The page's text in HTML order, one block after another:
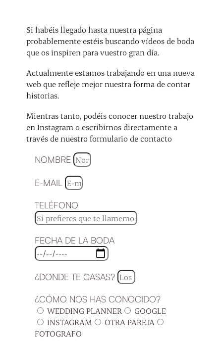
Si habéis llegado hasta nuestra página
probablemente estéis buscando vídeos de boda
que os inspiren para vuestro gran día.
Actualmente estamos trabajando en una nueva
web que refleje mejor nuestra forma de contar
historias.
Mientras tanto, podéis conocer nuestro trabajo
en Instagram o escribirnos directamente a
través de nuestro formulario de contacto
NOMBRE
E-MAIL
TELÉFONO
FECHA DE LA BODA
¿DONDE TE CASAS?
¿CÓMO NOS HAS CONOCIDO?
WEDDING PLANNER
GOOGLE
INSTAGRAM
OTRA PAREJA
FOTOGRAFO